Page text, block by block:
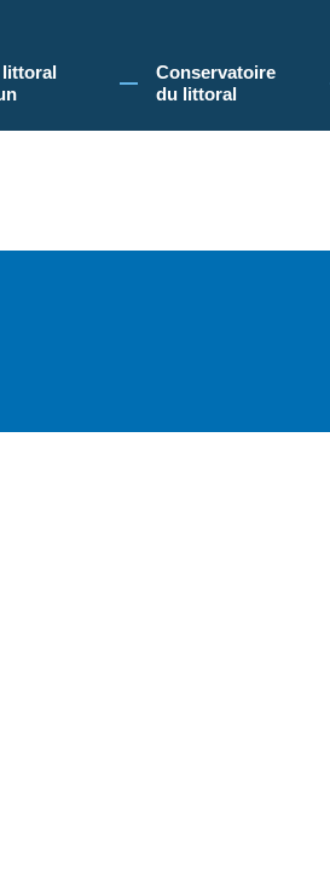
site du Conservatoire du littoral, vous
littoral
Conservatoire
du littoral